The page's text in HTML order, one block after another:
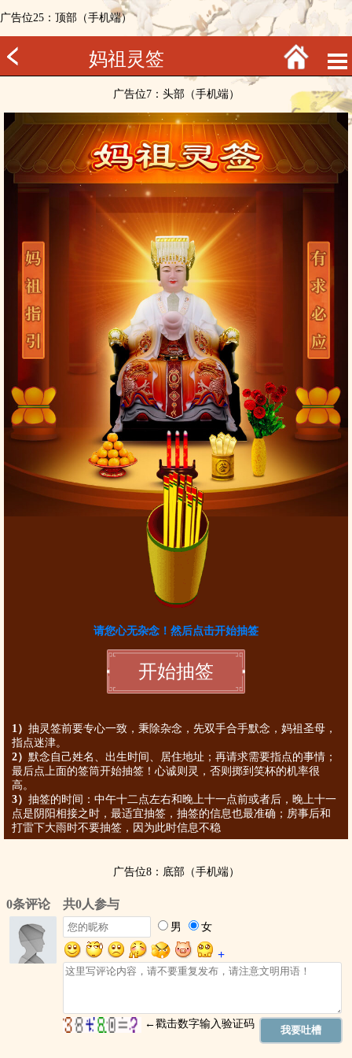
广告位25：顶部（手机端）
妈祖灵签
广告位7：头部（手机端）
1） 抽灵签前要专心一致，秉除杂念，先双手合手默念，妈祖圣母，
指点迷津。
2） 默念自己姓名、出生时间、居住地址；再请求需要指点的事情；
最后点上面的签筒开始抽签！心诚则灵，否则掷到笑杯的机率很
高。
3） 抽签的时间：中午十二点左右和晚上十一点前或者后，晚上十一
点是阴阳相接之时，最适宜抽签，抽签的信息也最准确；房事后和
打雷下大雨时不要抽签，因为此时信息不稳
广告位8：底部（手机端）